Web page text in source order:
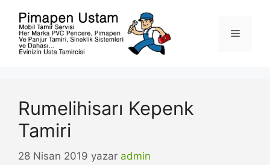
Menü
Rumelihisarı Kepenk
Tamiri
28 Nisan 2019 yazar admin